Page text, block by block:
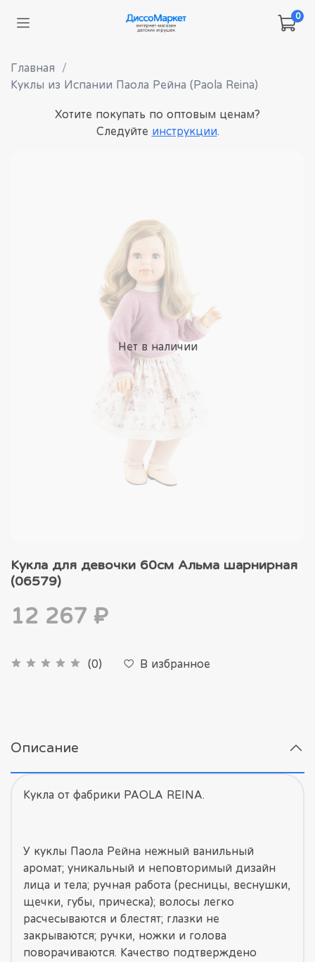
0
Главная
Куклы из Испании Паола Рейна (Paola Reina)
Хотите покупать по оптовым ценам?
Следуйте инструкции.
Нет в наличии
Кукла для девочки 60см Альма шарнирная
(06579)
(0) В избранное
12 267 ₽
Описание
Кукла от фабрики PAOLA REINA.
У куклы Паола Рейна нежный ванильный
аромат; уникальный и неповторимый дизайн
лица и тела; ручная работа (ресницы, веснушки,
щечки, губы, прическа); волосы легко
расчесываются и блестят; глазки не
закрываются; ручки, ножки и голова
поворачиваются. Качество подтверждено